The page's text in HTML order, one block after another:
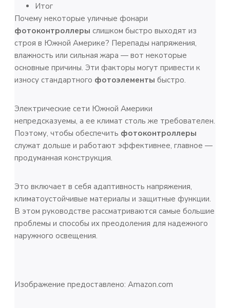
Итог
Почему некоторые уличные фонари
фотоконтроллеры слишком быстро выходят из
строя в Южной Америке? Перепады напряжения,
влажность или сильная жара — вот некоторые
основные причины. Эти факторы могут привести к
износу стандартного фотоэлементы быстро.
Электрические сети Южной Америки
непредсказуемы, а ее климат столь же требователен.
Поэтому, чтобы обеспечить фотоконтроллеры
служат дольше и работают эффективнее, главное —
продуманная конструкция.
Это включает в себя адаптивность напряжения,
климатоустойчивые материалы и защитные функции.
В этом руководстве рассматриваются самые большие
проблемы и способы их преодоления для надежного
наружного освещения.
Изображение предоставлено: Amazon.com